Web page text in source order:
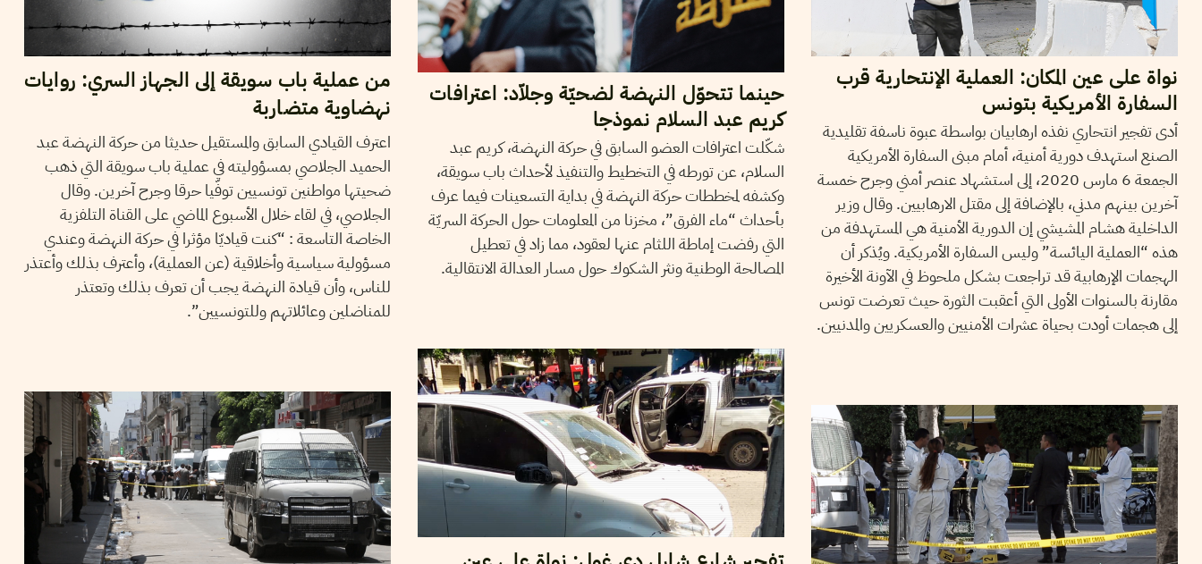
من عملية باب سويقة إلى الجهاز السري: روايات
نهضاوية متضاربة
اعترف القيادي السابق والمستقيل حديثا من حركة النهضة عبد
الحميد الجلاصي بمسؤوليته في عملية باب سويقة التي ذهب
ضحيتها مواطنين تونسيين توفّيا حرقا وجرح آخرين. وقال
الجلاصي، في لقاء خلال الأسبوع الماضي على القناة التلفزية
الخاصة التاسعة : “كنت قياديّا مؤثرا في حركة النهضة وعندي
مسؤولية سياسية وأخلاقية (عن العملية)، وأعترف بذلك وأعتذر
للناس، وأن قيادة النهضة يجب أن تعرف بذلك وتعتذر
للمناضلين وعائلاتهم وللتونسيين”.
حينما تتحوّل النهضة لضحيّة وجلاّد: اعترافات
كريم عبد السلام نموذجا
شكّلت اعترافات العضو السابق في حركة النهضة، كريم عبد
السلام، عن تورطه في التخطيط والتنفيذ لأحداث باب سويقة،
وكشفه لمخططات حركة النهضة في بداية التسعينات فيما عرف
بأحداث “ماء الفرق”، مخزنا من المعلومات حول الحركة السريّة
التي رفضت إماطة اللثام عنها لعقود، مما زاد في تعطيل
المصالحة الوطنية ونثر الشكوك حول مسار العدالة الانتقالية.
نواة على عين المكان: العملية الإنتحارية قرب
السفارة الأمريكية بتونس
أدى تفجير انتحاري نفذه ارهابيان بواسطة عبوة ناسفة تقليدية
الصنع استهدف دورية أمنية، أمام مبنى السفارة الأمريكية
الجمعة 6 مارس 2020، إلى استشهاد عنصر أمني وجرح خمسة
آخرين بينهم مدني، بالإضافة إلى مقتل الارهابيين. وقال وزير
الداخلية هشام المشيشي إن الدورية الأمنية هي المستهدفة من
هذه “العملية اليائسة” وليس السفارة الأمريكية. ويُذكر أن
الهجمات الإرهابية قد تراجعت بشكل ملحوظ في الآونة الأخيرة
مقارنة بالسنوات الأولى التي أعقبت الثورة حيث تعرضت تونس
إلى هجمات أودت بحياة عشرات الأمنيين والعسكريين والمدنيين.